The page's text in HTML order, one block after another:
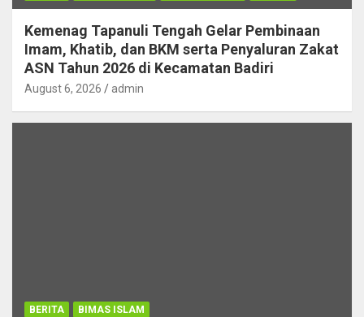
Kemenag Tapanuli Tengah Gelar Pembinaan
Imam, Khatib, dan BKM serta Penyaluran Zakat
ASN Tahun 2026 di Kecamatan Badiri
August 6, 2026 admin
BERITA BIMAS ISLAM